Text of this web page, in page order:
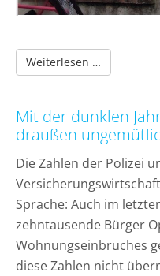
Weiterlesen …
Mit der dunklen
draußen
Die Zahlen der Polizei
Sprache: Auch im
zehntausende Bürger
Wohnungseinbruches
diese Zahlen nicht